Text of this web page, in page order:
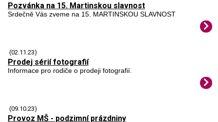
Pozvánka na 15. Martinskou slavnost
Srdečně Vás zveme na 15. MARTINSKOU SLAVNOST
(02.11.23)
Prodej sérií fotografií
Informace pro rodiče o prodeji fotografií.
(09.10.23)
Provoz MŠ - podzimní prázdniny